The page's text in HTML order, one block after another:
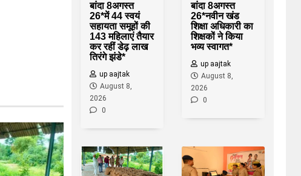
बांदा 8अगस्त
26*में 44 स्वयं
सहायता समूहों की
143 महिलाएं तैयार
कर रहीं डेढ़ लाख
तिरंगे झंडे*
up aajtak
August 8,
2026
0
बांदा 8अगस्त
26*नवीन खंड
शिक्षा अधिकारी का
शिक्षकों ने किया
भव्य स्वागत*
up aajtak
August 8,
2026
0